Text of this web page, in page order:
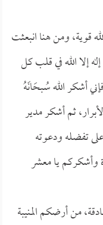
قوية، ومن هنا انبعثت
إلا الله في قلب كل
أشكر الله سُبحَانَهُ
ثم أشكر مدير
تفضله ودعوته
وأشكركم يا معشر
من أرضكم المنيبة